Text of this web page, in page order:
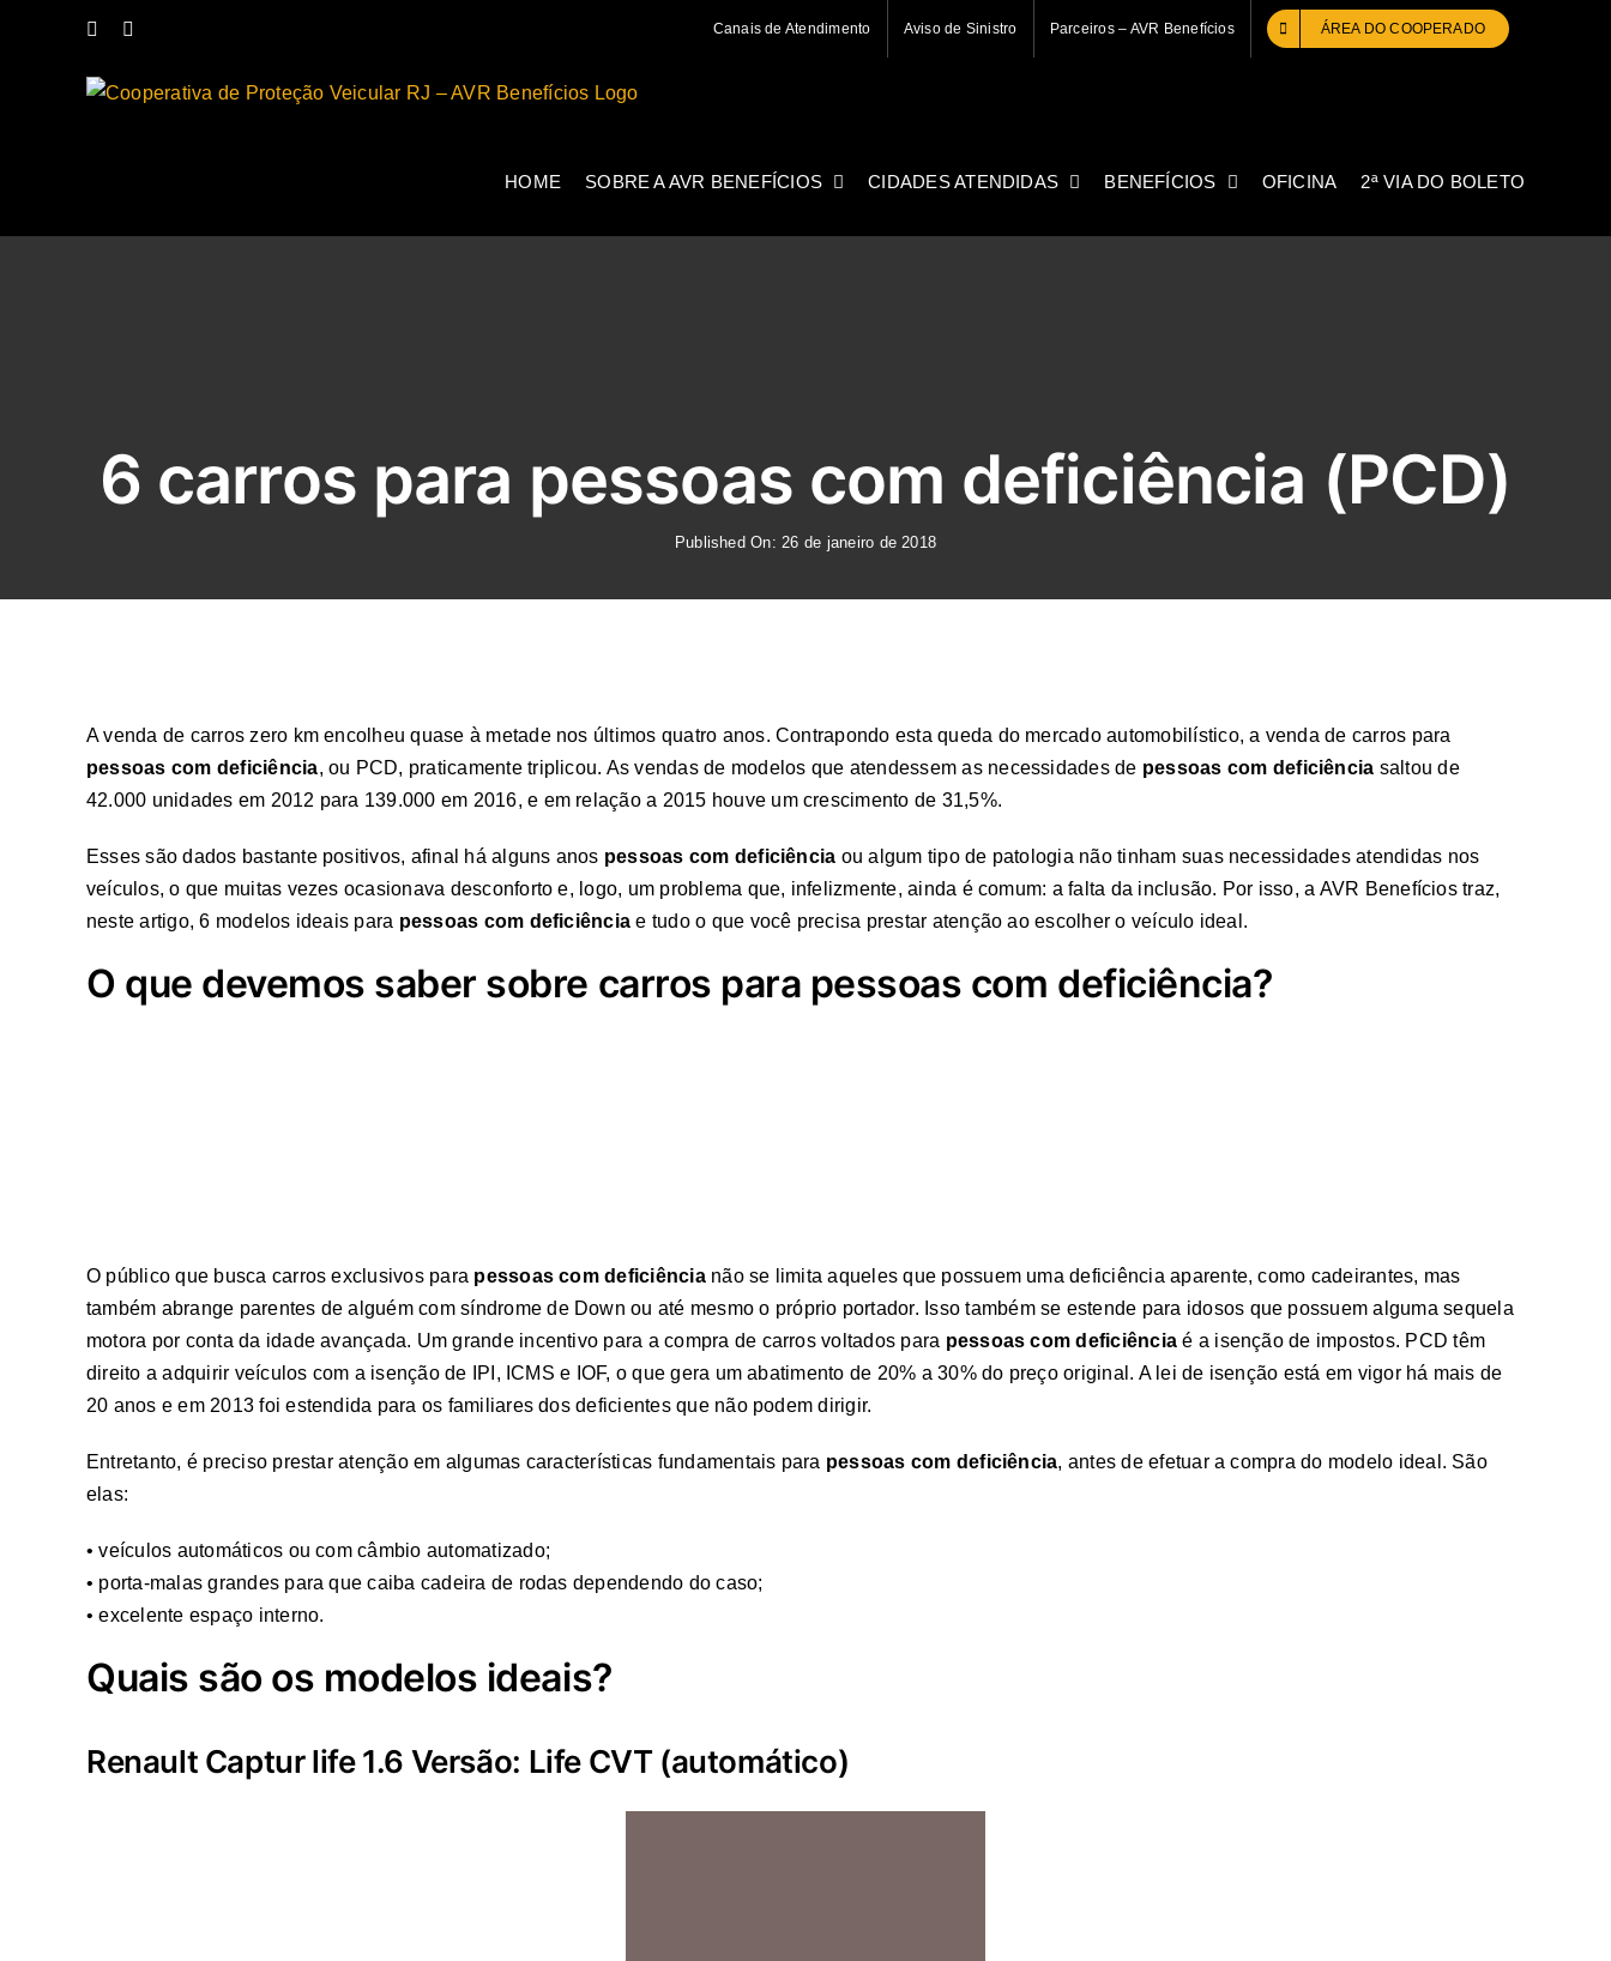
Instagram Canais de Atendimento Aviso de Sinistro Parceiros – AVR Benefícios ÁREA DO COOPERADO
HOME SOBRE A AVR BENEFÍCIOS CIDADES ATENDIDAS BENEFÍCIOS OFICINA 2ª VIA DO BOLETO
6 carros para pessoas com deficiência (PCD)
Published On: 26 de janeiro de 2018
A venda de carros zero km encolheu quase à metade nos últimos quatro anos. Contrapondo esta queda do mercado automobilístico, a venda de carros para
pessoas com deficiência, ou PCD, praticamente triplicou. As vendas de modelos que atendessem as necessidades de pessoas com deficiência saltou de
42.000 unidades em 2012 para 139.000 em 2016, e em relação a 2015 houve um crescimento de 31,5%.
Esses são dados bastante positivos, afinal há alguns anos pessoas com deficiência ou algum tipo de patologia não tinham suas necessidades atendidas nos
veículos, o que muitas vezes ocasionava desconforto e, logo, um problema que, infelizmente, ainda é comum: a falta da inclusão. Por isso, a AVR Benefícios traz,
neste artigo, 6 modelos ideais para pessoas com deficiência e tudo o que você precisa prestar atenção ao escolher o veículo ideal.
O que devemos saber sobre carros para pessoas com deficiência?
O público que busca carros exclusivos para pessoas com deficiêncianão se limita aqueles que possuem uma deficiência aparente, como cadeirantes, mas
também abrange parentes de alguém com síndrome de Down ou até mesmo o próprio portador. Isso também se estende para idosos que possuem alguma sequela
motora por conta da idade avançada. Um grande incentivo para a compra de carros voltados para pessoas com deficiência é a isenção de impostos. PCD têm
direito a adquirir veículos com a isenção de IPI, ICMS e IOF, o que gera um abatimento de 20% a 30% do preço original. A lei de isenção está em vigor há mais de
20 anos e em 2013 foi estendida para os familiares dos deficientes que não podem dirigir.
Entretanto, é preciso prestar atenção em algumas características fundamentais para pessoas com deficiência, antes de efetuar a compra do modelo ideal. São
elas:
• veículos automáticos ou com câmbio automatizado;
• porta-malas grandes para que caiba cadeira de rodas dependendo do caso;
• excelente espaço interno.
Quais são os modelos ideais?
Renault Captur life 1.6 Versão: Life CVT (automático)